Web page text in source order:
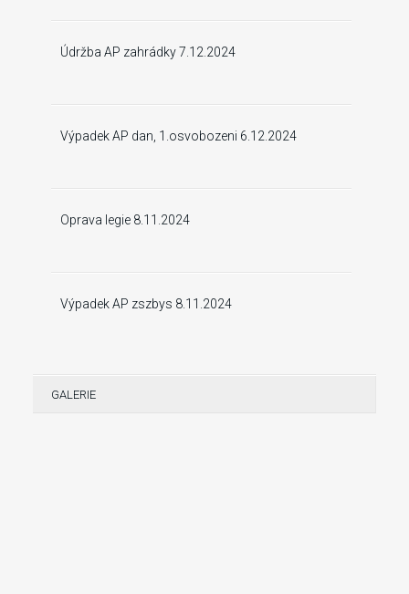
Údržba AP zahrádky 7.12.2024
Výpadek AP dan, 1.osvobozeni 6.12.2024
Oprava legie 8.11.2024
Výpadek AP zszbys 8.11.2024
GALERIE